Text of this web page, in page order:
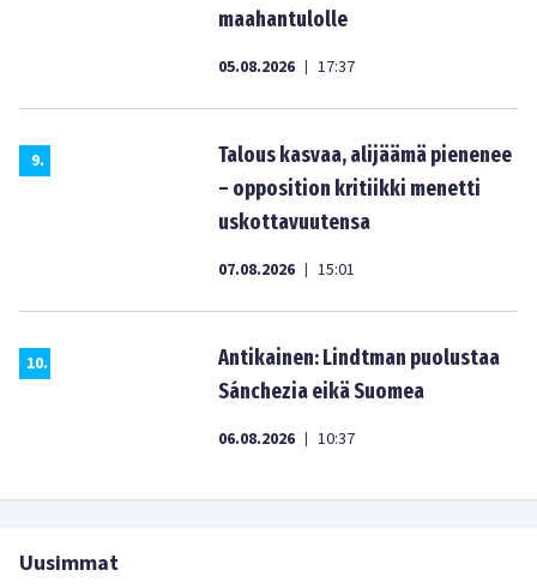
maahantulolle
05.08.2026 | 17:37
9.
Talous kasvaa, alijäämä pienenee
– opposition kritiikki menetti
uskottavuutensa
07.08.2026 | 15:01
10.
Antikainen: Lindtman puolustaa
Sánchezia eikä Suomea
06.08.2026 | 10:37
Uusimmat